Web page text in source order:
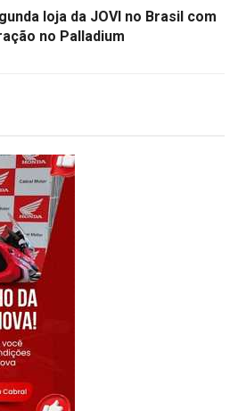
loja da JOVI no Brasil com
no Palladium